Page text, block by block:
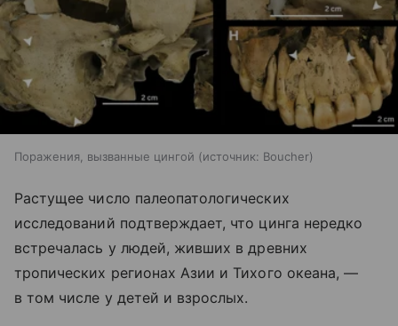
Поражения, вызванные цингой источник: Boucher
Растущее число палеопатологических
исследований подтверждает, что цинга нередко
встречалась у людей, живших в древних
тропических регионах Азии и Тихого океана, —
в том числе у детей и взрослых.